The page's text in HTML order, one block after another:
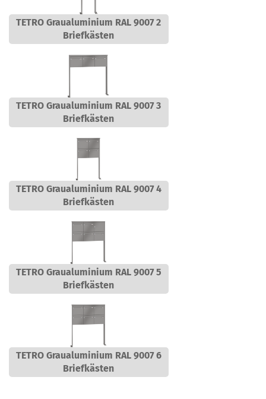
TETRO Graualuminium RAL 9007 2
Briefkästen
TETRO Graualuminium RAL 9007 3
Briefkästen
TETRO Graualuminium RAL 9007 4
Briefkästen
TETRO Graualuminium RAL 9007 5
Briefkästen
TETRO Graualuminium RAL 9007 6
Briefkästen